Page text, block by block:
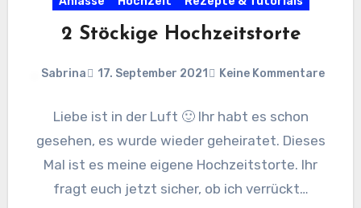
2 Stöckige Hochzeitstorte
Sabrina 17. September 2021 Keine Kommentare
Liebe ist in der Luft 🙂 Ihr habt es schon
gesehen, es wurde wieder geheiratet. Dieses
Mal ist es meine eigene Hochzeitstorte. Ihr
fragt euch jetzt sicher, ob ich verrückt…